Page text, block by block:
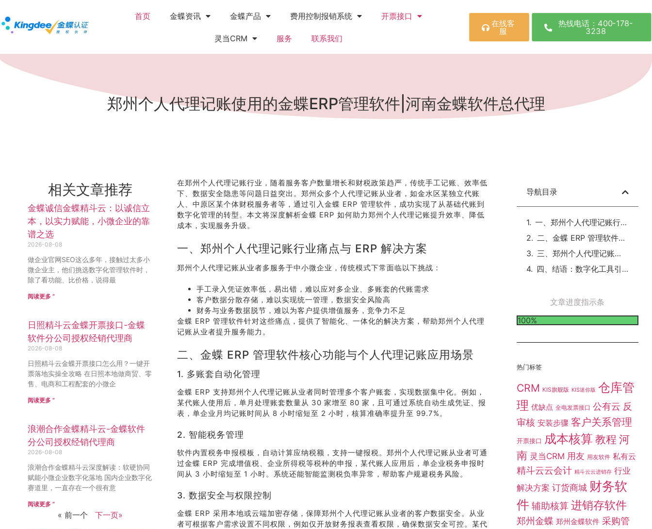
首页 金蝶资讯 金蝶产品 费用控制报销系统 开票接口
灵当CRM 服务 联系我们
在线客
服
热线电话：400-178-
3238
郑州个人代理记账使用的金蝶ERP管理软件|河南金蝶软件总代理
相关文章推荐
金蝶诚信金蝶精斗云：以诚信立
本，以实力赋能，小微企业的靠
谱之选
2026-08-08
做企业官网SEO这么多年，接触过太多小
微企业主，他们挑选数字化管理软件时，
除了看功能、比价格，说得最
阅读更多 ”
日照精斗云金蝶开票接口-金蝶
软件分公司授权经销代理商
2026-08-08
日照精斗云金蝶开票接口怎么用？一键开
票落地实操全攻略 在日照本地做商贸、零
售、电商和工程配套的小微企
阅读更多 ”
浪潮合作金蝶精斗云-金蝶软件
分公司授权经销代理商
2026-08-08
浪潮合作金蝶精斗云深度解读：软硬协同
赋能小微企业数字化落地 国内企业数字化
赛道里，一直存在一个很有意
阅读更多 ”
« 前一个 下一页»
在郑州个人代理记账行业，随着服务客户数量增长和财税政策趋严，传统手工记账、效率低
下、数据安全隐患等问题日益突出。郑州众多个人代理记账从业者，如金水区某独立代账
人、中原区某个体财税服务者等，通过引入金蝶 ERP 管理软件，成功实现了从基础代账到
数字化管理的转型。本文将深度解析金蝶 ERP 如何助力郑州个人代理记账提升效率、降低
成本，实现服务升级。
一、郑州个人代理记账行业痛点与 ERP 解决方案
郑州个人代理记账从业者多服务于中小微企业，传统模式下常面临以下挑战：
手工录入凭证效率低，易出错，难以应对多企业、多账套的代账需求
客户数据分散存储，难以实现统一管理，数据安全风险高
财务与业务数据脱节，难以为客户提供增值服务，竞争力不足
金蝶 ERP 管理软件针对这些痛点，提供了智能化、一体化的解决方案，帮助郑州个人代理
记账从业者提升服务能力。
二、金蝶 ERP 管理软件核心功能与个人代理记账应用场景
1. 多账套自动化管理
金蝶 ERP 支持郑州个人代理记账从业者同时管理多个客户账套，实现数据集中化。例如，
某代账人使用后，单月处理账套数量从 30 家增至 80 家，且可通过系统自动生成凭证、报
表，单企业月均记账时间从 8 小时缩短至 2 小时，核算准确率提升至 99.7%。
2. 智能税务管理
软件内置税务申报模板，自动计算应纳税额，支持一键报税。郑州个人代理记账从业者可通
过金蝶 ERP 完成增值税、企业所得税等税种的申报，某代账人应用后，单企业税务申报时
间从 3 小时缩短至 1 小时。系统还能智能监测税负率异常，帮助客户规避税务风险。
3. 数据安全与权限控制
金蝶 ERP 采用本地或云端加密存储，保障郑州个人代理记账从业者的客户数据安全。从业
者可根据客户需求设置不同权限，例如仅开放财务报表查看权限，确保数据安全可控。某代
导航目录
一、郑州个人代理记账行业痛点与 ERP 解决方案
二、金蝶 ERP 管理软件核心功能与个人代理记账应用场景
三、郑州个人代理记账实践：金蝶 ERP 的应用成效
四、结语：数字化工具引领郑州个人代理记账新发展
文章进度指示条
100%
热门标签
CRM KIS旗舰版 KIS迷你版 仓库管
理 优缺点 全电发票接口 公有云 反
审核 安装步骤 客户关系管理
开票接口 成本核算 教程 河
南 灵当CRM 用友 用友软件 私有云
精斗云云会计 精斗云云进销存 行业
解决方案 订货商城 财务软
件 辅助核算 进销存软件
郑州金蝶 郑州金蝶软件 采购管